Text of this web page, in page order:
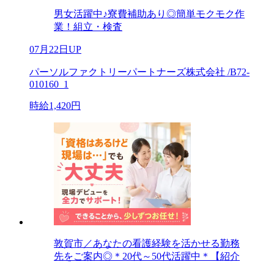
男女活躍中♪寮費補助あり◎簡単モクモク作
業！組立・検査
07月22日UP
パーソルファクトリーパートナーズ株式会社 /B72-
010160_1
時給1,420円
敦賀市／あなたの看護経験を活かせる勤務
先をご案内◎＊20代～50代活躍中＊【紹介